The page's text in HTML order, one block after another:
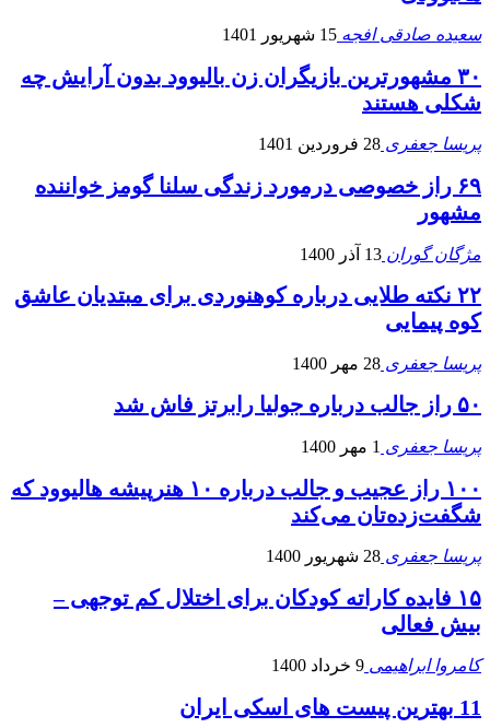
سعیده صادقی افجه 15 شهریور 1401
۳۰ مشهورترین بازیگران زن بالیوود بدون آرایش چه
شکلی هستند
پریسا جعفری 28 فروردین 1401
۶۹ راز خصوصی درمورد زندگی سلنا گومز خواننده
مشهور
مژگان گوران 13 آذر 1400
۲۲ نکته طلایی درباره کوهنوردی برای مبتدیان عاشق
کوه پیمایی
پریسا جعفری 28 مهر 1400
۵۰ راز جالب درباره جولیا رابرتز فاش شد
پریسا جعفری 1 مهر 1400
۱۰۰ راز عجیب و جالب درباره ۱۰ هنرپیشه هالیوود که
شگفت‌زده‌تان می‌کند
پریسا جعفری 28 شهریور 1400
۱۵ فایده‌ کاراته کودکان برای اختلال کم توجهی –
بیش فعالی
کامروا ابراهیمی 9 خرداد 1400
11 بهترین پیست های اسکی ایران